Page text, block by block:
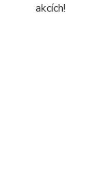
akcích!